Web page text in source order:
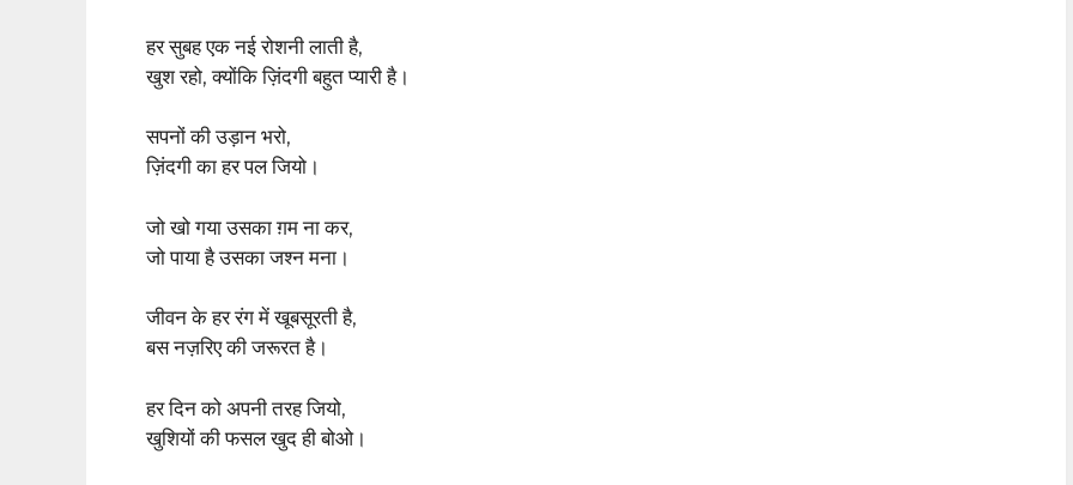
हर सुबह एक नई रोशनी लाती है,
खुश रहो, क्योंकि ज़िंदगी बहुत प्यारी है।
सपनों की उड़ान भरो,
ज़िंदगी का हर पल जियो।
जो खो गया उसका ग़म ना कर,
जो पाया है उसका जश्न मना।
जीवन के हर रंग में खूबसूरती है,
बस नज़रिए की जरूरत है।
हर दिन को अपनी तरह जियो,
खुशियों की फसल खुद ही बोओ।